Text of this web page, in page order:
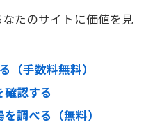
たのサイトに価値を見
（手数料無料）
認する
調べる（無料）